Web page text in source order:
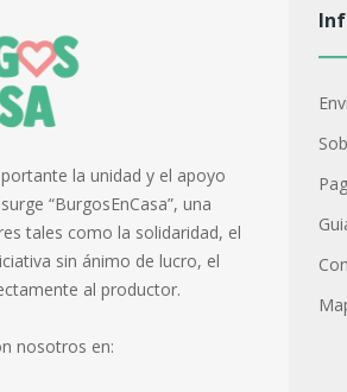
la unidad y el apoyo
“BurgosEnCasa”, una
tales como la solidaridad, el
sin ánimo de lucro, el
al productor.
nosotros en: